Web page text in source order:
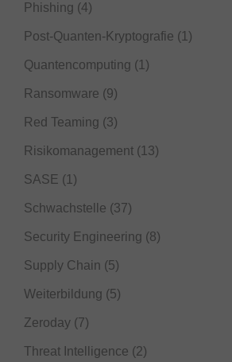
Phishing (4)
Post-Quanten-Kryptografie (1)
Quantencomputing (1)
Ransomware (9)
Red Teaming (3)
Risikomanagement (13)
SASE (1)
Schwachstelle (37)
Security Engineering (8)
Supply Chain (5)
Weiterbildung (5)
Zeroday (7)
Threat Intelligence (2)